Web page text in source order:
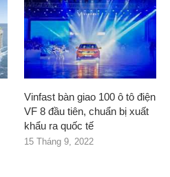
Vinfast bàn giao 100 ô tô điện
VF 8 đầu tiên, chuẩn bị xuất
khẩu ra quốc tế
15 Tháng 9, 2022